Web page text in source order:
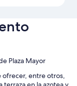
Plaza Mayor
ofrecer, entre otros,